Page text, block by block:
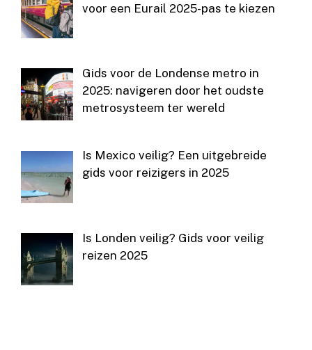
voor een Eurail 2025-pas te kiezen
Gids voor de Londense metro in
2025: navigeren door het oudste
metrosysteem ter wereld
Is Mexico veilig? Een uitgebreide
gids voor reizigers in 2025
Is Londen veilig? Gids voor veilig
reizen 2025